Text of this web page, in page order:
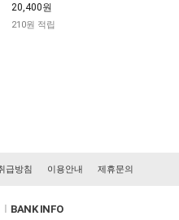
20,400원
210원 적립
급방침 이용안내 제휴문의
l BANK INFO